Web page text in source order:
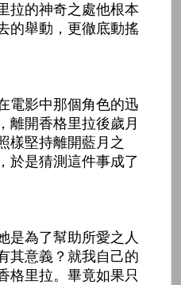
拉的神奇之處他根本
的舉動，更徹底動搖
電影中那個角色的迅
離開香格里拉後歲月
樣堅持離開藍月之
於是猜測這件事成了
是為了幫助所愛之人
其意義？就我自己的
格里拉。畢竟如果只